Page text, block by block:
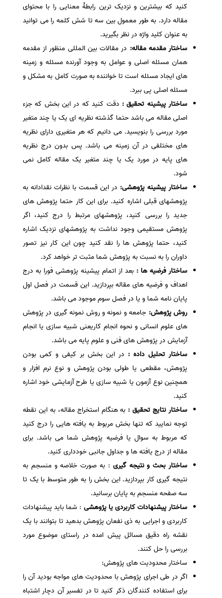
کنید که بیشترین و نزدیک ترین رابطۀ معنایی را با محتوای
مقاله دارد. به طور معمول بین سه تا شش کلمه را می توانید
به عنوان کلید واژه در نظر بگیرید.
ساختار مقدمه مقاله: در مقالات بین المللی منظور از مقدمه
همان مسئله اصلی و عوامل به وجود آورنده مسئله و زمینه
های ایجاد مسئله است تا خواننده به صورت کامل به مشکل و
مسئله اصلی پی ببرد.
ساختار پیشینه تحقیق : دقت کنید که در این بخش که جزء
اصلی مقاله می باشد حتما گذشته نظریه ای یک یا چند متغیر
مورد بررسی را بنویسید. می دانیم که هر متغیری دارای نظریه
های مختلفی در آن زمینه می باشد. پس بدون درج نظریه
های پایه در مورد یک یا چند متغیر یک مقاله کامل نمی
شود.
ساختار پیشینه پژوهشی: در این قسمت با نظرات نقدادانه به
پژوهشهای قبلی اشاره کنید. برای این کار حتما پژوهش های
جدید را بررسی کنید، پژوهشهای مرتبط را درج کنید، اگر
پژوهش مستقیمی وجود نداشت به پژوهشهای نزدیک اشاره
کنید، حتما پژوهش ها را نقد کنید چون این کار نیز تصور
داوران را به نسبت به پژوهش شما مثبت تر خواهد کرد.
ساختار فرضیه ها : بعد از اتمام پیشینه پژوهشی فورا به درج
اهداف و فرضیه های مقاله بپردازید. این قسمت در فصل اول
پایان نامه شما و یا در فصل سوم موجود می باشد.
روش پژوهش: جامعه و نمونه و روش نمونه گیری در پژوهش
های علوم انسانی و نحوه انجام کاریعنی شبیه سازی یا انجام
آزمایش در پژوهش های فنی و علوم پایه می باشد.
ساختار تحلیل داده : در این بخش بر کیفی و کمی بودن
پژوهش، مقطعی یا طولی بودن پژوهش و نوع نرم افزار و
همچنین نوع آزمون یا شبیه سازی یا طرح آزمایشی خود اشاره
کنید.
ساختار نتایج تحقیق : به هنگام استخراج مقاله، به این نقطه
توجه نمایید که تنها بخش مربوط به یافته هایی را درج کنید
که مربوط به سوال یا فرضیه پژوهش شما می باشد. برای
مقاله از درج یافته ها و جداول جانبی خودداری کنید.
ساختار بحث و نتیجه گیری : به صورت خلاصه و منسجم به
نتیجه گیری کار بپردازید. این بخش را به طور متوسط با یک تا
سه صفحه منسجم به پایان برسانید.
ساختار پیشنهادات کاربردی یا پژوهشی : شما باید پیشنهادات
کاربردی و اجرایی به ذی نفعان پژوهش بدهید تا بتوانند با یک
نقشه راه دقیق مسائل پیش امده در راستای موضوع مورد
بررسی را حل کنند.
ساختار محدودیت های پژوهش:
اگر در طی اجرای پژوهش با محدودیت های مواجه بودید آن را
برای استفاده کنندگان ذکر کنید تا در تفسیر آن دچار اشتباه